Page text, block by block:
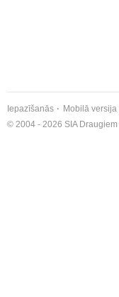
Iepazīšanās Mobilā versija
© 2004 - 2026 SIA Draugiem